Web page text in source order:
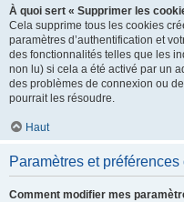
À quoi sert « Supprimer les
Cela supprime tous les cookies
paramètres d’authentification et
des fonctionnalités telles que les
non lu) si cela a été activé par un
des problèmes de connexion ou
pourrait les résoudre.
Haut
Paramètres et préférences
Comment modifier mes